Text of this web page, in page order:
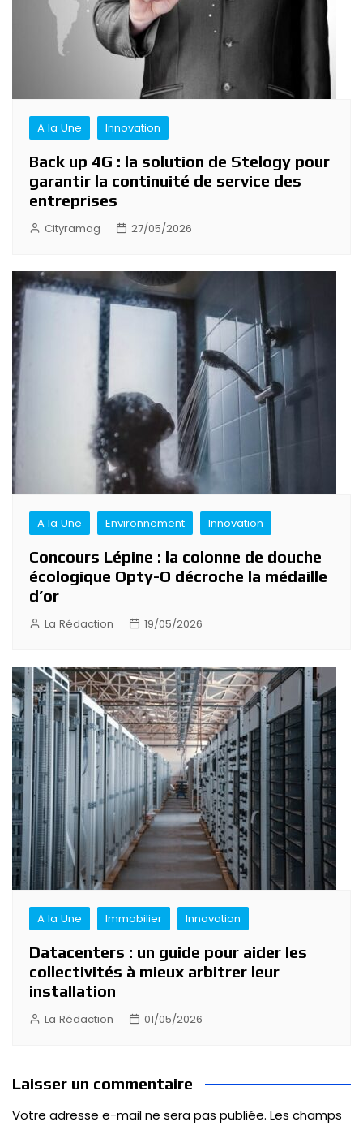
A la Une Innovation
Back up 4G : la solution de Stelogy pour
garantir la continuité de service des
entreprises
Cityramag 27/05/2026
A la Une Environnement Innovation
Concours Lépine : la colonne de douche
écologique Opty-O décroche la médaille
d’or
La Rédaction 19/05/2026
A la Une Immobilier Innovation
Datacenters : un guide pour aider les
collectivités à mieux arbitrer leur
installation
La Rédaction 01/05/2026
Laisser un commentaire
Votre adresse e-mail ne sera pas publiée. Les champs